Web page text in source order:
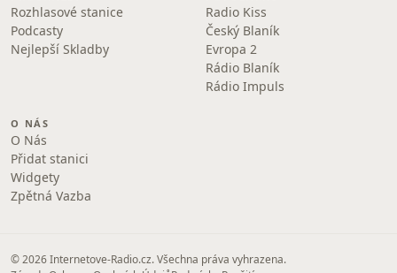
Rozhlasové stanice
Podcasty
Nejlepší Skladby
Radio Kiss
Český Blaník
Evropa 2
Rádio Blaník
Rádio Impuls
O NÁS
O Nás
Přidat stanici
Widgety
Zpětná Vazba
© 2026 Internetove-Radio.cz. Všechna práva vyhrazena.